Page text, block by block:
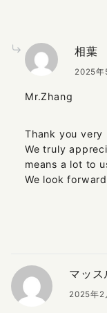
相葉
2025
Mr.Zhang
Thank you very
We truly
means a lot to
We look
マッス
2025年2